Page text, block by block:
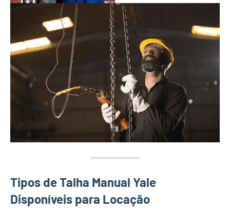
Tipos de Talha Manual Yale
Disponíveis para Locação